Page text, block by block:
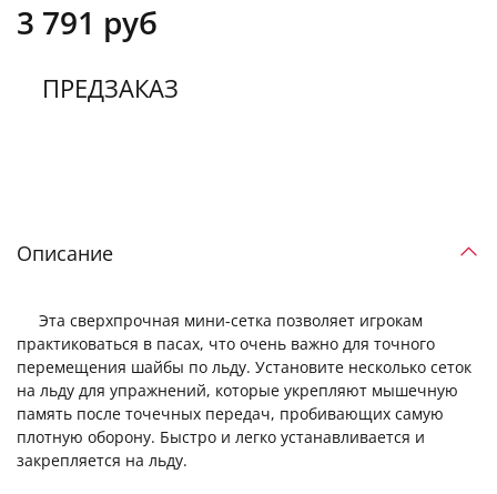
3 791 руб
ПРЕДЗАКАЗ
Описание
Эта сверхпрочная мини-сетка позволяет игрокам
практиковаться в пасах, что очень важно для точного
перемещения шайбы по льду. Установите несколько сеток
на льду для упражнений, которые укрепляют мышечную
память после точечных передач, пробивающих самую
плотную оборону. Быстро и легко устанавливается и
закрепляется на льду.